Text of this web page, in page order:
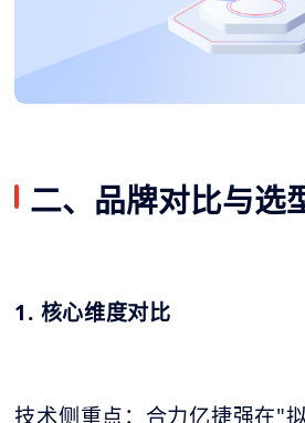
二、品牌对比与选
1. 核心维度对比
技术侧重点：合力亿捷强在"